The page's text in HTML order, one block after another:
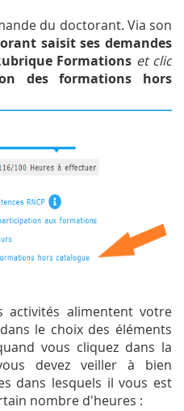
du doctorant. Via son
saisit ses demandes
Formations et clic
des formations hors
activités alimentent votre
le choix des éléments
vous cliquez dans la
devez veiller à bien
dans lesquels il vous est
nombre d'heures :